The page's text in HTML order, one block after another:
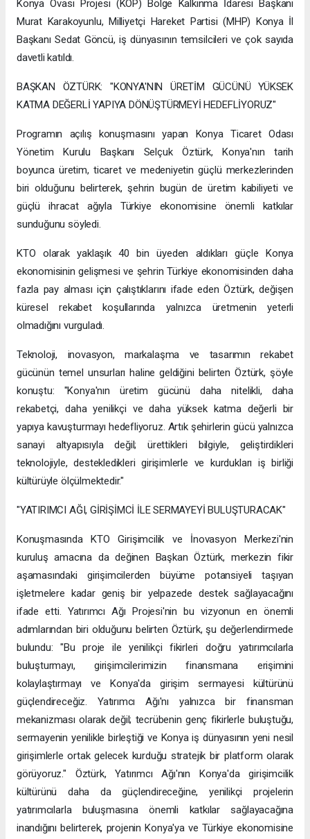
Konya Ovası Projesi (KOP) Bölge Kalkınma İdaresi Başkanı
Murat Karakoyunlu, Milliyetçi Hareket Partisi (MHP) Konya İl
Başkanı Sedat Göncü, iş dünyasının temsilcileri ve çok sayıda
davetli katıldı.
BAŞKAN ÖZTÜRK: "KONYA'NIN ÜRETİM GÜCÜNÜ YÜKSEK
KATMA DEĞERLİ YAPIYA DÖNÜŞTÜRMEYİ HEDEFLİYORUZ"
Programın açılış konuşmasını yapan Konya Ticaret Odası
Yönetim Kurulu Başkanı Selçuk Öztürk, Konya'nın tarih
boyunca üretim, ticaret ve medeniyetin güçlü merkezlerinden
biri olduğunu belirterek, şehrin bugün de üretim kabiliyeti ve
güçlü ihracat ağıyla Türkiye ekonomisine önemli katkılar
sunduğunu söyledi.
KTO olarak yaklaşık 40 bin üyeden aldıkları güçle Konya
ekonomisinin gelişmesi ve şehrin Türkiye ekonomisinden daha
fazla pay alması için çalıştıklarını ifade eden Öztürk, değişen
küresel rekabet koşullarında yalnızca üretmenin yeterli
olmadığını vurguladı.
Teknoloji, inovasyon, markalaşma ve tasarımın rekabet
gücünün temel unsurları haline geldiğini belirten Öztürk, şöyle
konuştu: "Konya'nın üretim gücünü daha nitelikli, daha
rekabetçi, daha yenilikçi ve daha yüksek katma değerli bir
yapıya kavuşturmayı hedefliyoruz. Artık şehirlerin gücü yalnızca
sanayi altyapısıyla değil; ürettikleri bilgiyle, geliştirdikleri
teknolojiyle, destekledikleri girişimlerle ve kurdukları iş birliği
kültürüyle ölçülmektedir."
"YATIRIMCI AĞI, GİRİŞİMCİ İLE SERMAYEYİ BULUŞTURACAK"
Konuşmasında KTO Girişimcilik ve İnovasyon Merkezi'nin
kuruluş amacına da değinen Başkan Öztürk, merkezin fikir
aşamasındaki girişimcilerden büyüme potansiyeli taşıyan
işletmelere kadar geniş bir yelpazede destek sağlayacağını
ifade etti. Yatırımcı Ağı Projesi'nin bu vizyonun en önemli
adımlarından biri olduğunu belirten Öztürk, şu değerlendirmede
bulundu: "Bu proje ile yenilikçi fikirleri doğru yatırımcılarla
buluşturmayı, girişimcilerimizin finansmana erişimini
kolaylaştırmayı ve Konya'da girişim sermayesi kültürünü
güçlendireceğiz. Yatırımcı Ağı'nı yalnızca bir finansman
mekanizması olarak değil; tecrübenin genç fikirlerle buluştuğu,
sermayenin yenilikle birleştiği ve Konya iş dünyasının yeni nesil
girişimlerle ortak gelecek kurduğu stratejik bir platform olarak
görüyoruz." Öztürk, Yatırımcı Ağı'nın Konya'da girişimcilik
kültürünü daha da güçlendireceğine, yenilikçi projelerin
yatırımcılarla buluşmasına önemli katkılar sağlayacağına
inandığını belirterek, projenin Konya'ya ve Türkiye ekonomisine